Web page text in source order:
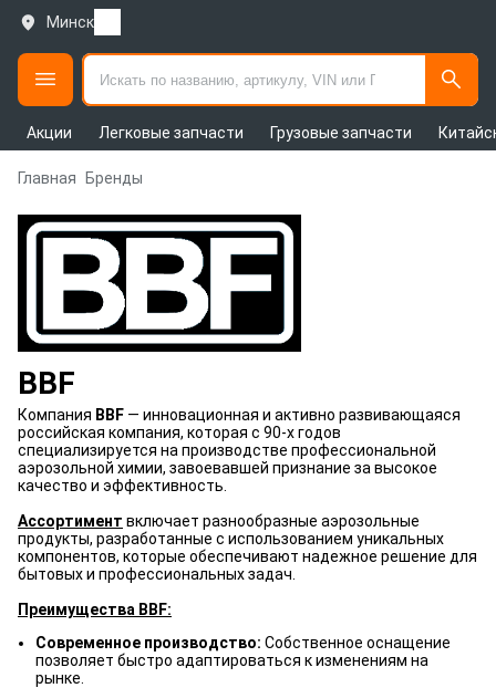
Минск
Акции Легковые запчасти Грузовые запчасти
Главная Бренды
BBF
Компания BBF — инновационная и активно развивающаяся
российская компания, которая с 90-х годов
специализируется на производстве профессиональной
аэрозольной химии, завоевавшей признание за высокое
качество и эффективность.
Ассортимент включает разнообразные аэрозольные
продукты, разработанные с использованием уникальных
компонентов, которые обеспечивают надежное решение для
бытовых и профессиональных задач.
Преимущества BBF:
Современное производство: Собственное оснащение
позволяет быстро адаптироваться к изменениям на
рынке.